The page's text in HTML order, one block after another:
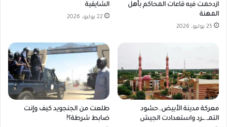
ازدحمت فيه قاعات المحاكم بأهل
المهنة
25 يوليو، 2026
الشايقية
22 يوليو، 2026
معركة مدينة الأبيض..حشود
التمـ..ــرد واستعدادت الجيش
طلعت من الجنجويد كيف وإنت
ضابط شرطة؟!